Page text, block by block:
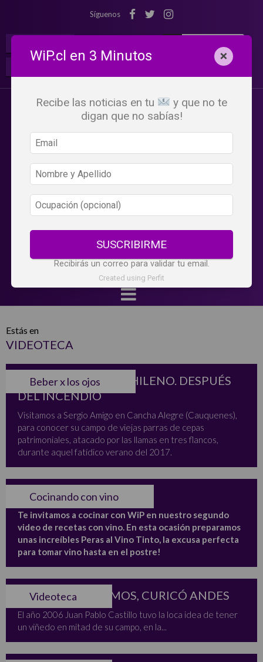
Síguenos
Estás en
VIDEOTECA
Beber x los ojos
ESPECIAL CAMPO CHILENO. DESPUÉS
DEL INCENDIO
Visitamos a Sergio Amigo en Cancha Alegre (Cauquenes),
para conocer su campo de viejas parras de cepas
patrimoniales, atacado por las llamas en tres flancos,
durante aquel fatídico verano del 2017.
Cocinando con vino
PERAS AL VINO TINTO
Te invitamos a cocinar con WiP en nuestro segundo
video de recetas con vino. En esta ocasión preparamos
unas increíbles Peras al Vino Tinto, la excusa perfecta
para tomar vino hasta en el postre!
Videoteca
VIÑEDOS EXTREMOS, CURICÓ ANDES
El año 2006 Juan Pablo Castillo tuvo la loca idea de tener
un viñedo en mitad de su campo, en la...
WiP.cl en 3 Minutos ×
Recibe las noticias en tu
y que no te
digan que no sabías!
SUSCRIBIRME
Recibirás un correo para validar tu email.
Created using Perfit